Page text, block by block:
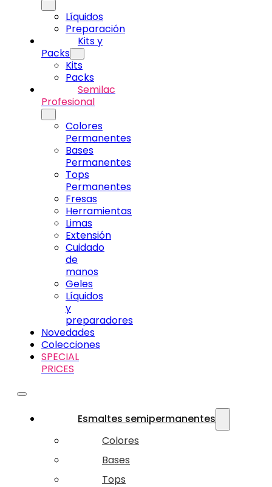
Líquidos
Preparación
Kits y
Packs
Kits
Packs
Semilac
Profesional
Colores
Permanentes
Bases
Permanentes
Tops
Permanentes
Fresas
Herramientas
Limas
Extensión
Cuidado
de
manos
Geles
Líquidos
y
preparadores
Novedades
Colecciones
SPECIAL
PRICES
Esmaltes semipermanentes
Colores
Bases
Tops